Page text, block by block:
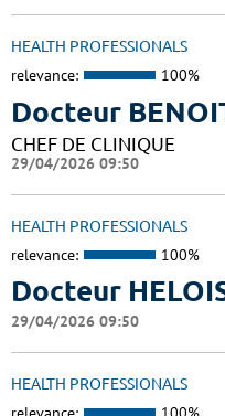
HEALTH PROFESSIONALS
relevance: 100%
Docteur
CHEF DE CLINIQUE
29/04/2026 09:50
HEALTH PROFESSIONALS
relevance: 100%
Docteur
29/04/2026 09:50
HEALTH PROFESSIONALS